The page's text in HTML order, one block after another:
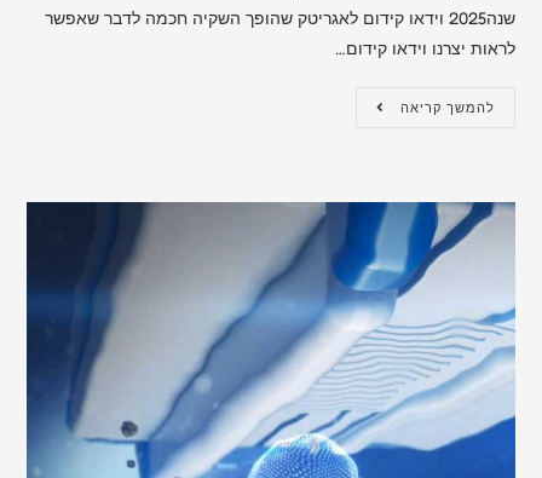
שנה2025 וידאו קידום לאגריטק שהופך השקיה חכמה לדבר שאפשר
לראות יצרנו וידאו קידום…
להמשך קריאה